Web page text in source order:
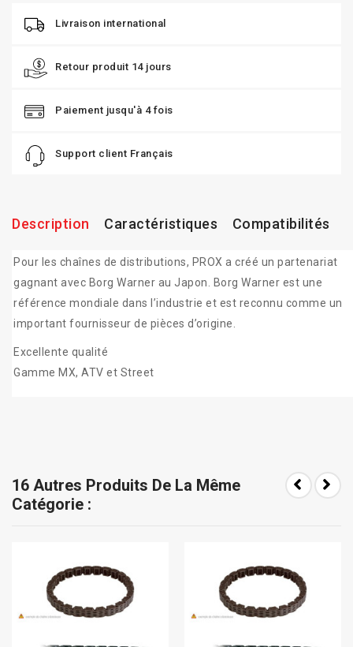
Livraison international
Retour produit 14 jours
Paiement jusqu'à 4 fois
Support client Français
Description Caractéristiques Compatibilités
Pour les chaînes de distributions, PROX a créé un partenariat
gagnant avec Borg Warner au Japon. Borg Warner est une
référence mondiale dans l’industrie et est reconnu comme un
important fournisseur de pièces d’origine.
Excellente qualité
Gamme MX, ATV et Street
16 Autres Produits De La Même
Catégorie :